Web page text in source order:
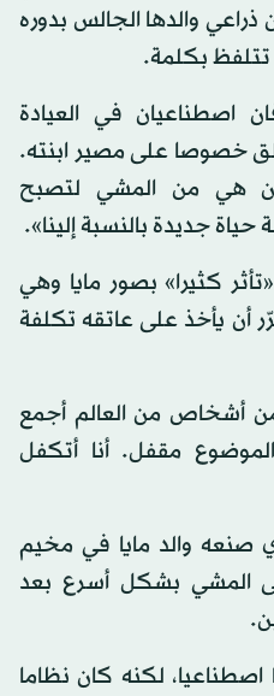
والدها الجالس بدوره
بكلمة.
اصطناعيان في العيادة
خصوصا على مصير ابنته.
هي من المشي لتصبح
جديدة بالنسبة إلينا».
كثيرا» بصور مايا وهي
أن يأخذ على عاتقه تكلفة
أشخاص من العالم أجمع
مقفل. أنا أتكفل
صنعه والد مايا في مخيم
المشي بشكل أسرع بعد
لكنه كان نظاما